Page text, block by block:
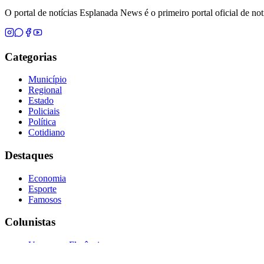
O portal de notícias Esplanada News é o primeiro portal oficial de
Categorias
Município
Regional
Estado
Policiais
Política
Cotidiano
Destaques
Economia
Esporte
Famosos
Colunistas
Uemerson Florêncio